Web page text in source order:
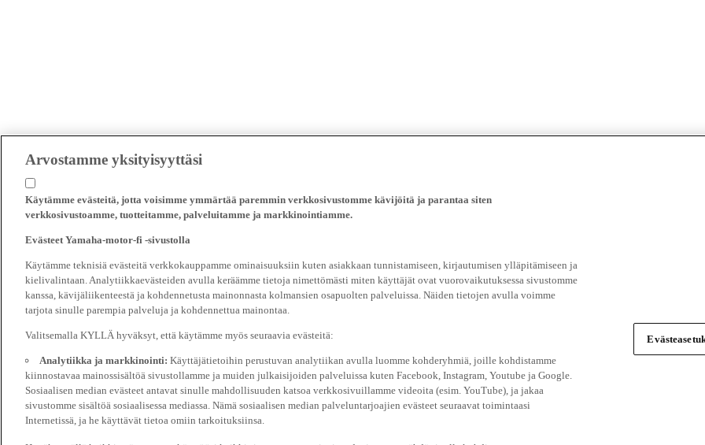
Arvostamme yksityisyyttäsi
Käytämme evästeitä, jotta voisimme ymmärtää paremmin verkkosivustomme kävijöitä ja parantaa siten
verkkosivustoamme, tuotteitamme, palveluitamme ja markkinointiamme.
Evästeet Yamaha-motor-fi -sivustolla
Käytämme teknisiä evästeitä verkkokauppamme ominaisuuksiin kuten asiakkaan tunnistamiseen, kirjautumisen ylläpitämiseen ja
kielivalintaan. Analytiikkaevästeiden avulla keräämme tietoja nimettömästi miten käyttäjät ovat vuorovaikutuksessa sivustomme
kanssa, kävijäliikenteestä ja kohdennetusta mainonnasta kolmansien osapuolten palveluissa. Näiden tietojen avulla voimme
tarjota sinulle parempia palveluja ja kohdennettua mainontaa.
Valitsemalla KYLLÄ hyväksyt, että käytämme myös seuraavia evästeitä:
Analytiikka ja markkinointi: Käyttäjätietoihin perustuvan analytiikan avulla luomme kohderyhmiä, joille kohdistamme
kiinnostavaa mainossisältöä sivustollamme ja muiden julkaisijoiden palveluissa kuten Facebook, Instagram, Youtube ja Google.
Sosiaalisen median evästeet antavat sinulle mahdollisuuden katsoa verkkosivuillamme videoita (esim. YouTube), ja jakaa
sivustomme sisältöä sosiaalisessa mediassa. Nämä sosiaalisen median palveluntarjoajien evästeet seuraavat toimintaasi
Internetissä, ja he käyttävät tietoa omiin tarkoituksiinsa.